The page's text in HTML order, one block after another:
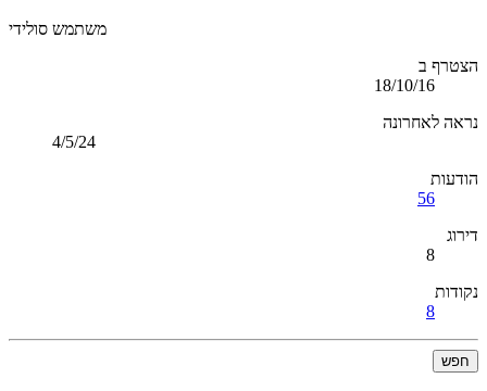
משתמש סולידי
הצטרף ב
18/10/16
נראה לאחרונה
4/5/24
הודעות
56
דירוג
8
נקודות
8
חפש